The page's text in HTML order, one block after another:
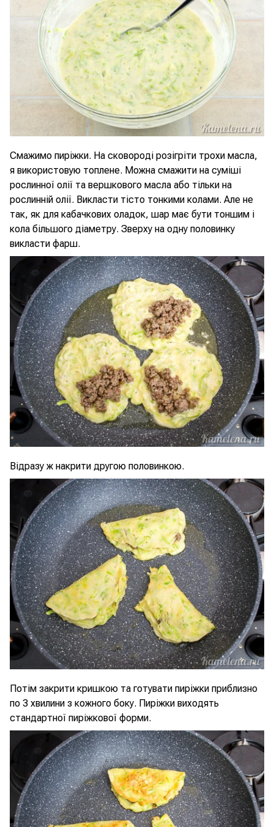
Смажимо пиріжки. На сковороді розігріти трохи масла,
я використовую топлене. Можна смажити на суміші
рослинної олії та вершкового масла або тільки на
рослинній олії. Викласти тісто тонкими колами. Але не
так, як для кабачкових оладок, шар має бути тоншим і
кола більшого діаметру. Зверху на одну половинку
викласти фарш.
Відразу ж накрити другою половинкою.
Потім закрити кришкою та готувати пиріжки приблизно
по 3 хвилини з кожного боку. Пиріжки виходять
стандартної пиріжкової форми.